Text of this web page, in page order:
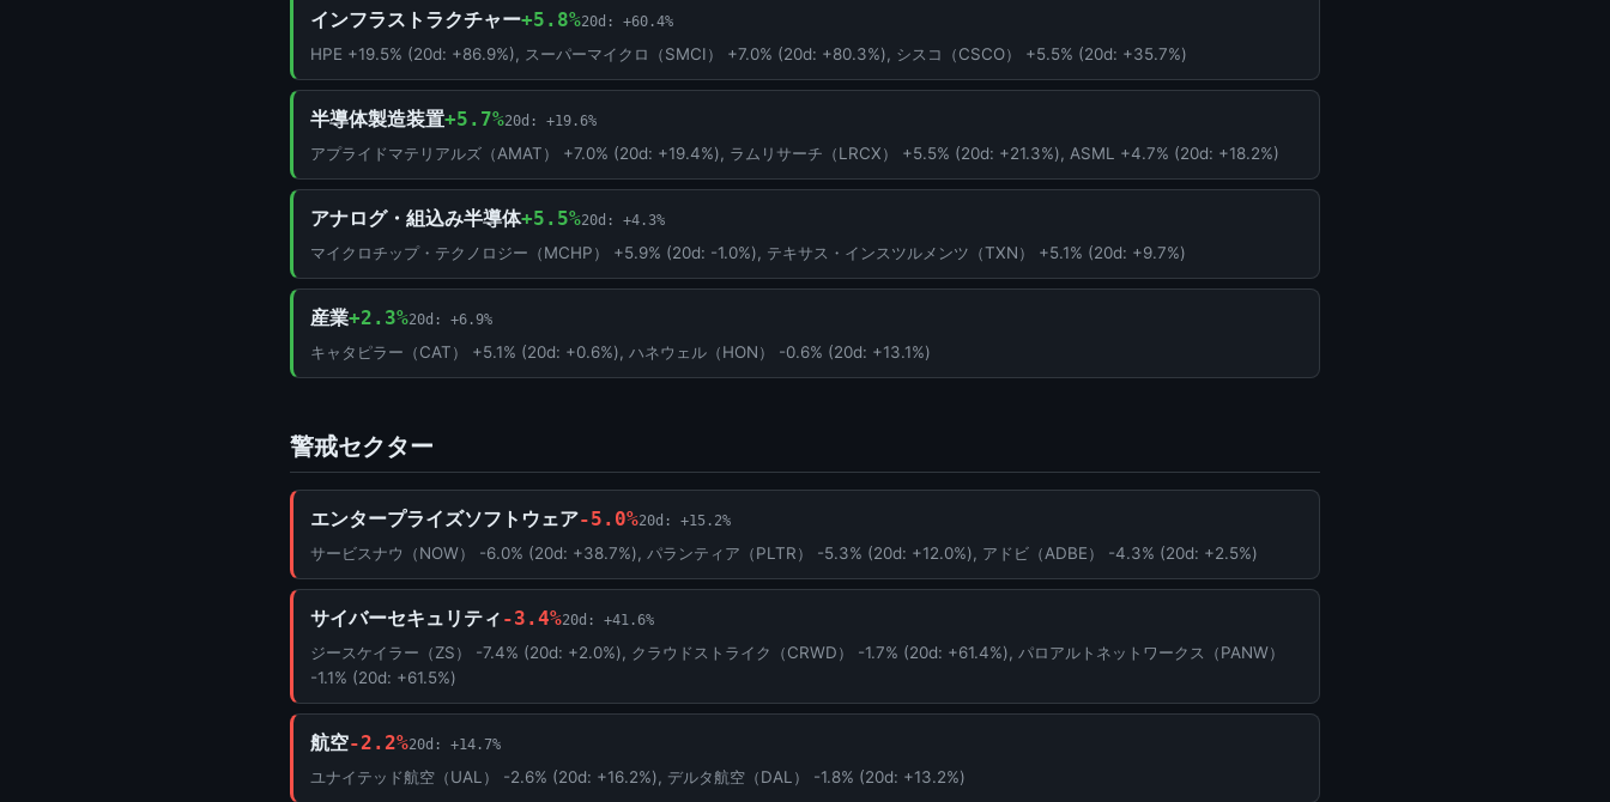
インフラストラクチャー+5.8%20d: +60.4%
HPE +19.5% (20d: +86.9%), スーパーマイクロ（SMCI） +7.0% (20d: +80.3%), シスコ（CSCO） +5.5% (20d: +35.7%)
半導体製造装置+5.7%20d: +19.6%
アプライドマテリアルズ（AMAT） +7.0% (20d: +19.4%), ラムリサーチ（LRCX） +5.5% (20d: +21.3%), ASML +4.7% (20d: +18.2%)
アナログ・組込み半導体+5.5%20d: +4.3%
マイクロチップ・テクノロジー（MCHP） +5.9% (20d: -1.0%), テキサス・インスツルメンツ（TXN） +5.1% (20d: +9.7%)
産業+2.3%20d: +6.9%
キャタピラー（CAT） +5.1% (20d: +0.6%), ハネウェル（HON） -0.6% (20d: +13.1%)
警戒セクター
エンタープライズソフトウェア-5.0%20d: +15.2%
サービスナウ（NOW） -6.0% (20d: +38.7%), パランティア（PLTR） -5.3% (20d: +12.0%), アドビ（ADBE） -4.3% (20d: +2.5%)
サイバーセキュリティ -3.4%20d: +41.6%
ジースケイラー（ZS） -7.4% (20d: +2.0%), クラウドストライク（CRWD） -1.7% (20d: +61.4%), パロアルトネットワークス（PANW）
-1.1% (20d: +61.5%)
航空-2.2%20d: +14.7%
ユナイテッド航空（UAL） -2.6% (20d: +16.2%), デルタ航空（DAL） -1.8% (20d: +13.2%)